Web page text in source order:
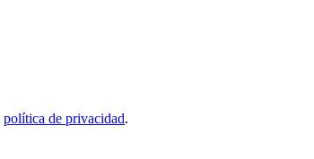
política de privacidad.